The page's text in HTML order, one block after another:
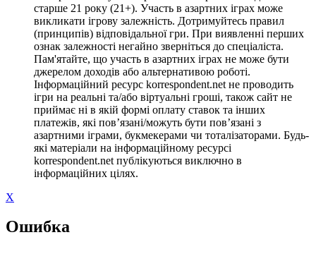
старше 21 року (21+). Участь в азартних іграх може
викликати ігрову залежність. Дотримуйтесь правил
(принципів) відповідальної гри. При виявленні перших
ознак залежності негайно зверніться до спеціаліста.
Пам'ятайте, що участь в азартних іграх не може бути
джерелом доходів або альтернативою роботі.
Інформаційний ресурс korrespondent.net не проводить
ігри на реальні та/або віртуальні гроші, також сайт не
приймає ні в якій формі оплату ставок та інших
платежів, які пов’язані/можуть бути пов’язані з
азартними іграми, букмекерами чи тоталізаторами. Будь-
які матеріали на інформаційному ресурсі
korrespondent.net публікуються виключно в
інформаційних цілях.
X
Ошибка